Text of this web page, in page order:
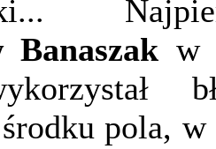
Banaszak w
pola, w